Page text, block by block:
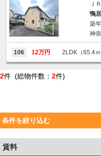
Ｊ
鴨
築
神
106 12万円 2LDK（65.4ｍ
2件 (総物件数： 2件)
条件を絞り込む
賃料